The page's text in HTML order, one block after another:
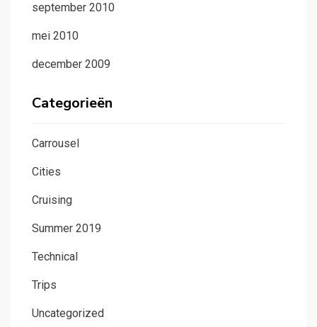
september 2010
mei 2010
december 2009
Categorieën
Carrousel
Cities
Cruising
Summer 2019
Technical
Trips
Uncategorized